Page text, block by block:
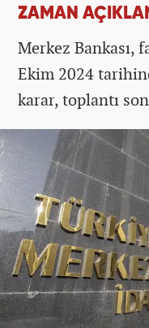
ZAMAN
Merkez Bankası,
Ekim 2024
karar, toplantı